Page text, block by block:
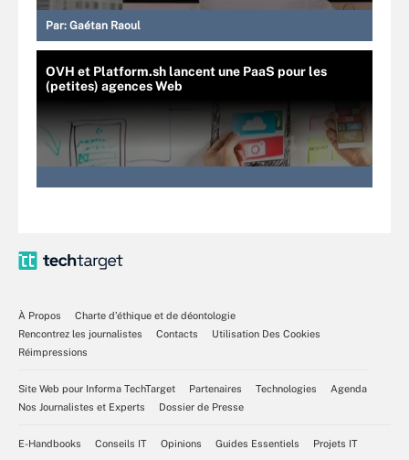
Par: Gaétan Raoul
OVH et Platform.sh lancent une PaaS pour les
(petites) agences Web
À Propos
Charte d’éthique et de déontologie
Rencontrez les journalistes
Contacts
Utilisation Des Cookies
Réimpressions
Site Web pour Informa TechTarget Partenaires Technologies
Agenda
Nos Journalistes et Experts
Dossier de Presse
E-Handbooks Conseils IT Opinions Guides Essentiels Projets IT